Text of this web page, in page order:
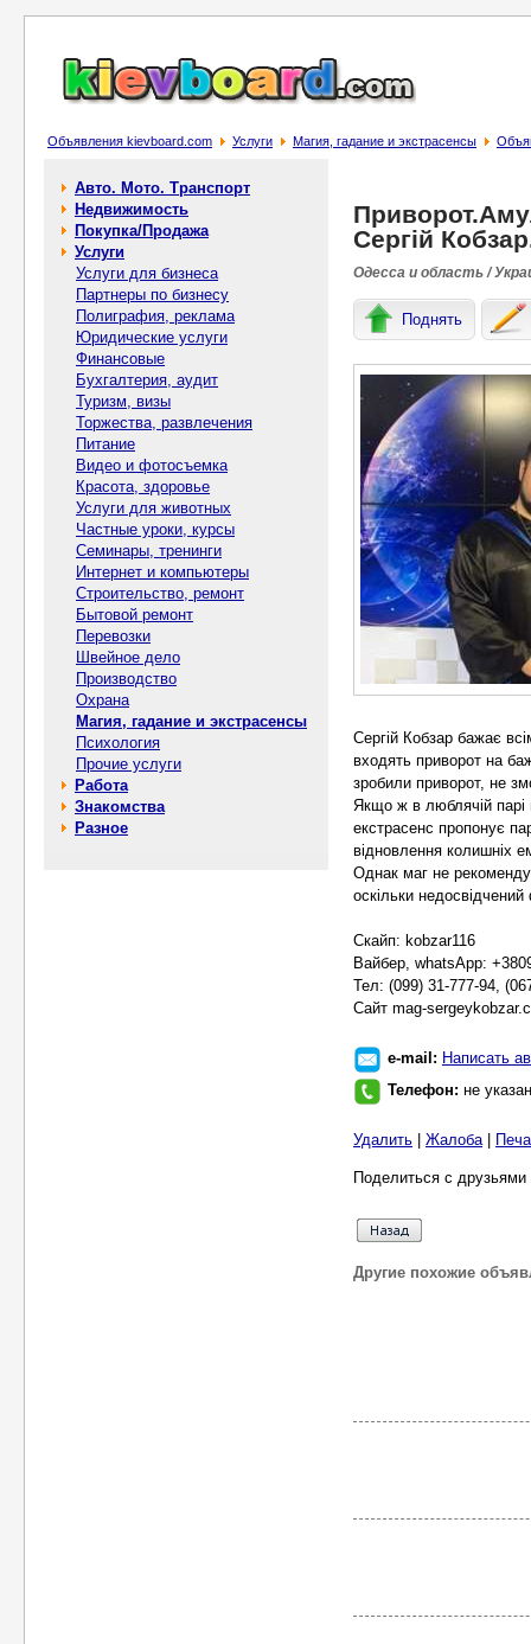
Объявления kievboard.com Услуги Магия, гадание и экстрасенсы
Авто. Мото. Транспорт
Недвижимость
Покупка/Продажа
Услуги
Услуги для бизнеса
Партнеры по бизнесу
Полиграфия, реклама
Юридические услуги
Финансовые
Бухгалтерия, аудит
Туризм, визы
Торжества, развлечения
Питание
Видео и фотосъемка
Красота, здоровье
Услуги для животных
Частные уроки, курсы
Семинары, тренинги
Интернет и компьютеры
Строительство, ремонт
Бытовой ремонт
Перевозки
Швейное дело
Производство
Охрана
Магия, гадание и экстрасенсы
Психология
Прочие услуги
Работа
Знакомства
Разное
Сергій
Одесса и область /
Поднять
Сергій Кобзар бажає
входять приворот на
зробили приворот, не
Якщо ж в люблячій парі
екстрасенс пропонує
відновлення колишніх
Однак маг не
оскільки
Скайп: kobzar116
Вайбер, whatsApp:
Тел: (099) 31-777-94,
Сайт mag-
e-mail: Написать
Телефон: не указан
Удалить Жалоба|
Поделиться с
Другие похожие